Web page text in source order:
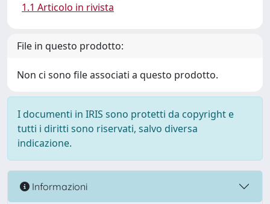
1.1 Articolo in rivista
File in questo prodotto:
Non ci sono file associati a questo prodotto.
I documenti in IRIS sono protetti da copyright e
tutti i diritti sono riservati, salvo diversa
indicazione.
Informazioni